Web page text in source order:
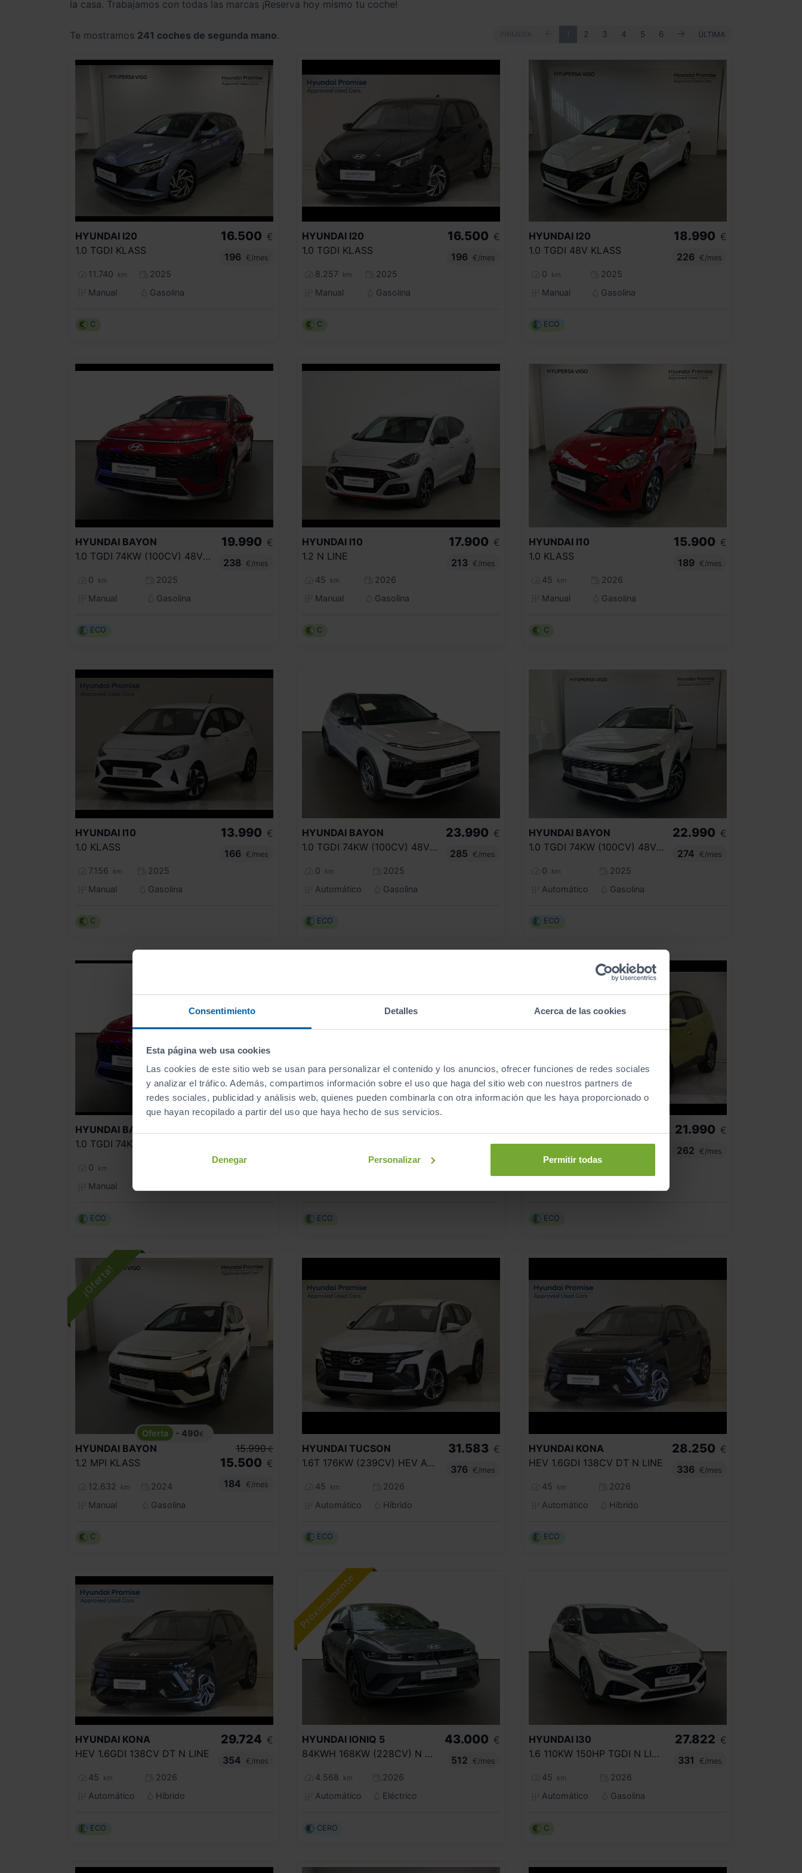
Consentimiento Detalles Acerca de las cookies
Esta página web usa cookies
Las cookies de este sitio web se usan para personalizar el contenido y los anuncios, ofrecer funciones de redes sociales
y analizar el tráfico. Además, compartimos información sobre el uso que haga del sitio web con nuestros partners de
redes sociales, publicidad y análisis web, quienes pueden combinarla con otra información que les haya proporcionado o
que hayan recopilado a partir del uso que haya hecho de sus servicios.
Denegar Personalizar Permitir todas
la casa. Trabajamos con todas las marcas ¡Reserva hoy mismo tu coche!
Te mostramos 241 coches de segunda mano. ANTERIOR
2 3 4 5 6 SIGUIENTE
ÚLTIMA
HYUNDAI I20
1.0 TGDI KLASS
11.740 km
2025
Manual
Gasolina
16.500 €
196
€/mes
C
HYUNDAI I20
1.0 TGDI KLASS
8.257 km
2025
Manual
Gasolina
16.500 €
196
€/mes
C
HYUNDAI I20
1.0 TGDI 48V KLASS
0 km
2025
Manual
Gasolina
18.990 €
226
€/mes
ECO
HYUNDAI BAYON
1.0 TGDI 74KW (100CV) 48V MAXX
0 km
2025
Manual
Gasolina
19.990 €
238
€/mes
ECO
HYUNDAI I10
1.2 N LINE
45 km
2026
Manual
Gasolina
17.900 €
213
€/mes
C
HYUNDAI I10
1.0 KLASS
45 km
2026
Manual
Gasolina
15.900 €
189
€/mes
C
HYUNDAI I10
1.0 KLASS
7.156 km
2025
Manual
Gasolina
13.990 €
166
€/mes
C
HYUNDAI BAYON
1.0 TGDI 74KW (100CV) 48V XLS DCT
0 km
2025
Automático
Gasolina
23.990 €
285
€/mes
ECO
HYUNDAI BAYON
1.0 TGDI 74KW (100CV) 48V MAXX DCT
0 km
2025
Automático
Gasolina
22.990 €
274
€/mes
ECO
HYUNDAI BAYON
0 km
Manual
21.990 €
ECO
22.990 €
ECO
21.990 €
262
€/mes
ECO
- 490€
HYUNDAI BAYON
1.2 MPI KLASS
12.632 km
2024
Manual
Gasolina
15.990 €
15.500 €
184
€/mes
C
HYUNDAI TUCSON
1.6T 176KW (239CV) HEV AT KLASS
45 km
2026
Automático
Híbrido
31.583 €
376
€/mes
ECO
HYUNDAI KONA
HEV 1.6GDI 138CV DT N LINE
45 km
2026
Automático
Híbrido
28.250 €
336
€/mes
ECO
HYUNDAI KONA
HEV 1.6GDI 138CV DT N LINE
45 km
2026
Automático
Híbrido
29.724 €
354
€/mes
ECO
HYUNDAI IONIQ 5
84KWH 168KW (228CV) N LINE RWD
4.568 km
2026
Automático
Eléctrico
43.000 €
512
€/mes
CERO
HYUNDAI I30
1.6 110KW 150HP TGDI N LINE DCT
45 km
2026
Automático
Gasolina
27.822 €
331
€/mes
C